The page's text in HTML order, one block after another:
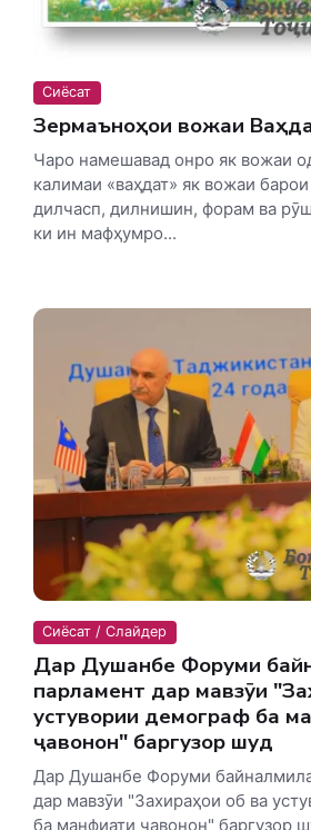
Сиёсат
Зермаъноҳои вожаи
Чаро намешавад онро як вожаи
калимаи «ваҳдат» як вожаи
дилчасп, дилнишин, форам ва
ки ин мафҳумро...
Сиёсат / Слайдер
Дар Душанбе Форуми
парламентӣ дар мавзӯи
устувории демографӣ ба
ҷавонон" баргузор шуд
Дар Душанбе Форуми
дар мавзӯи "Захираҳои об ва
ба манфиати ҷавонон" баргузор